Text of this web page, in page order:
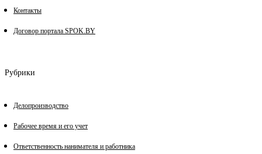
Контакты
Договор портала SPOK.BY
Рубрики
Делопроизводство
Рабочее время и его учет
Ответственность нанимателя и работника